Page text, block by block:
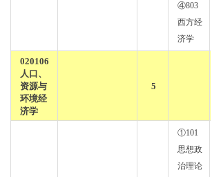
④803
西方经
济学
020106
人口、
资源与
环境经
济学
5
①101
思想政
治理论